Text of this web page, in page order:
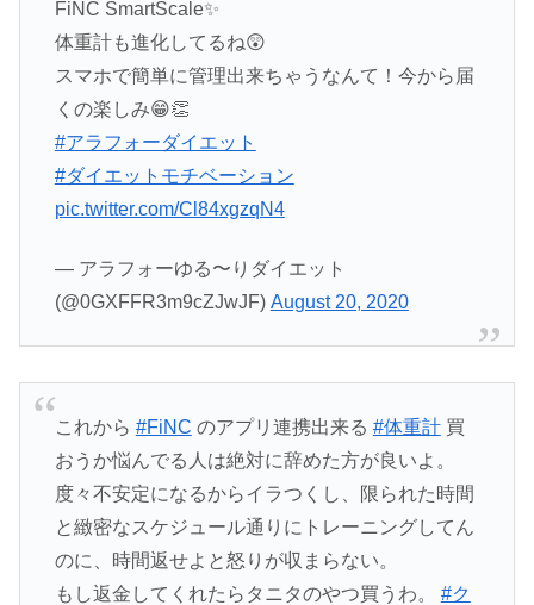
FiNC SmartScale✨
体重計も進化してるね😲
スマホで簡単に管理出来ちゃうなんて！今から届
くの楽しみ😁👏
#アラフォーダイエット
#ダイエットモチベーション
pic.twitter.com/Cl84xgzqN4
— アラフォーゆる〜りダイエット
(@0GXFFR3m9cZJwJF) August 20, 2020
これから #FiNC のアプリ連携出来る #体重計買
おうか悩んでる人は絶対に辞めた方が良いよ。
度々不安定になるからイラつくし、限られた時間
と緻密なスケジュール通りにトレーニングしてん
のに、時間返せよと怒りが収まらない。
もし返金してくれたらタニタのやつ買うわ。 #ク